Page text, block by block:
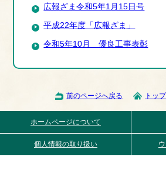
広報ざま令和5年1月15日号
平成22年度「広報ざま」
令和5年10月 優良工事表彰
前のページへ戻る トッ
ホームページについて
個人情報の取り扱い